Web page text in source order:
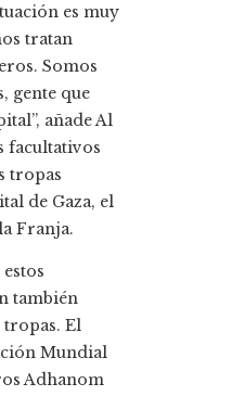
es muy
tratan
Somos
gente que
añade Al
facultativos
tropas
de Gaza, el
Franja.
también
tropas. El
Mundial
Adhanom